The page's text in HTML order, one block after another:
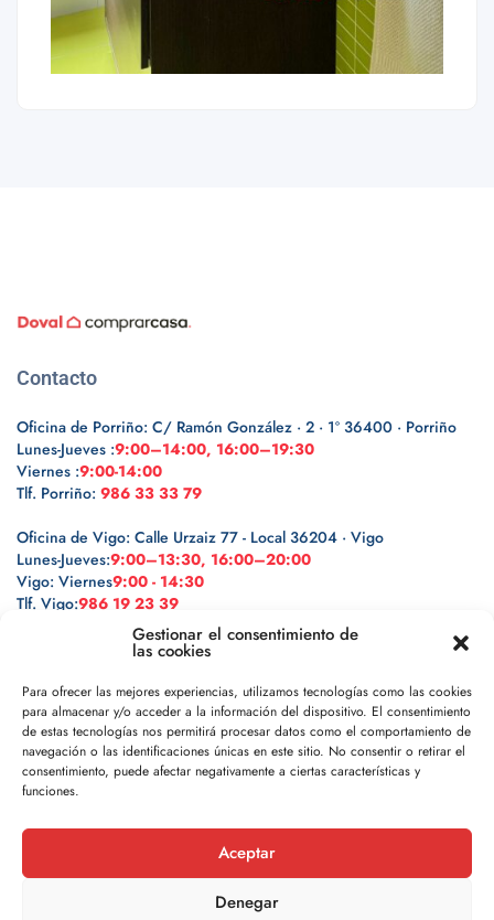
Gestionar el consentimiento de
las cookies
Para ofrecer las mejores experiencias, utilizamos tecnologías como las cookies
para almacenar y/o acceder a la información del dispositivo. El consentimiento
de estas tecnologías nos permitirá procesar datos como el comportamiento de
navegación o las identificaciones únicas en este sitio. No consentir o retirar el
consentimiento, puede afectar negativamente a ciertas características y
funciones.
Aceptar
Denegar
Contacto
Oficina de Porriño: C/ Ramón González · 2 · 1º 36400 · Porriño
Lunes-Jueves :9:00–14:00, 16:00–19:30
Viernes :9:00-14:00
Tlf. Porriño: 986 33 33 79
Oficina de Vigo: Calle Urzaiz 77 - Local 36204 · Vigo
Lunes-Jueves:9:00–13:30, 16:00–20:00
Vigo: Viernes9:00 - 14:30
Tlf. Vigo:986 19 23 39
Legal
Política de privacidad